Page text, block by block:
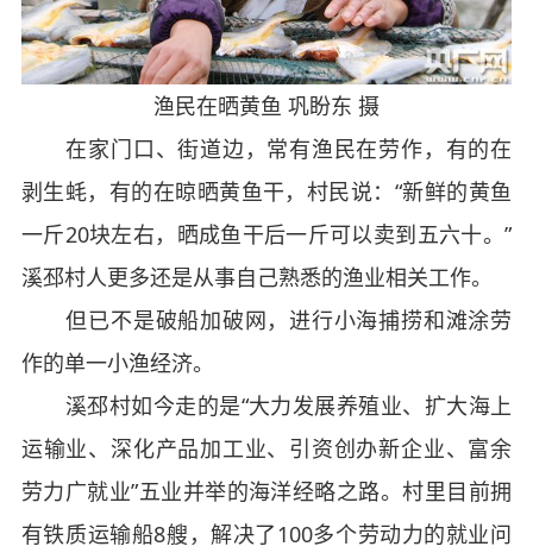
渔民在晒黄鱼 巩盼东 摄
在家门口、街道边，常有渔民在劳作，有的在
剥生蚝，有的在晾晒黄鱼干，村民说：“新鲜的黄鱼
一斤20块左右，晒成鱼干后一斤可以卖到五六十。”
溪邳村人更多还是从事自己熟悉的渔业相关工作。
但已不是破船加破网，进行小海捕捞和滩涂劳
作的单一小渔经济。
溪邳村如今走的是“大力发展养殖业、扩大海上
运输业、深化产品加工业、引资创办新企业、富余
劳力广就业”五业并举的海洋经略之路。村里目前拥
有铁质运输船8艘，解决了100多个劳动力的就业问